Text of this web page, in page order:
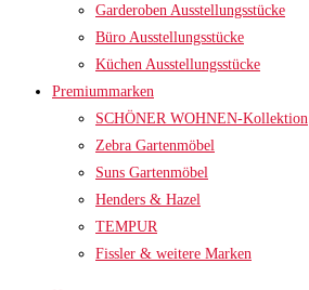
Garderoben Ausstellungsstücke
Büro Ausstellungsstücke
Küchen Ausstellungsstücke
Premiummarken
SCHÖNER WOHNEN-Kollektion
Zebra Gartenmöbel
Suns Gartenmöbel
Henders & Hazel
TEMPUR
Fissler & weitere Marken